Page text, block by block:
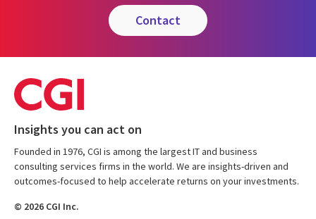
contact
Insights you can act on
Founded in 1976, CGI is among the largest IT and business
consulting services firms in the world. We are insights-driven and
outcomes-focused to help accelerate returns on your investments.
© 2026 CGI Inc.